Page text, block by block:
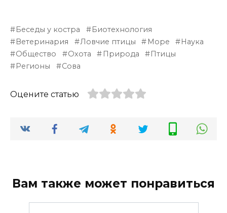
Беседы у костра
Биотехнология
Ветеринария
Ловчие птицы Море
Наука
Общество
Охота Природа
Птицы
Регионы
Сова
Оцените статью
Вам также может понравиться